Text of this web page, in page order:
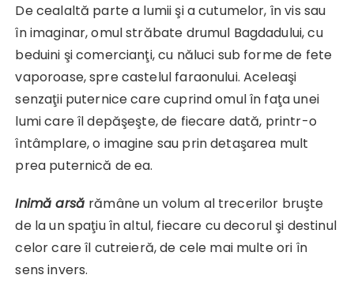
De cealaltă parte a lumii şi a cutumelor, în vis sau
în imaginar, omul străbate drumul Bagdadului, cu
beduini şi comercianţi, cu năluci sub forme de fete
vaporoase, spre castelul faraonului. Aceleaşi
senzaţii puternice care cuprind omul în faţa unei
lumi care îl depăşeşte, de fiecare dată, printr-o
întâmplare, o imagine sau prin detaşarea mult
prea puternică de ea.
Inimă arsă rămâne un volum al trecerilor bruşte
de la un spaţiu în altul, fiecare cu decorul şi destinul
celor care îl cutreieră, de cele mai multe ori în
sens invers.